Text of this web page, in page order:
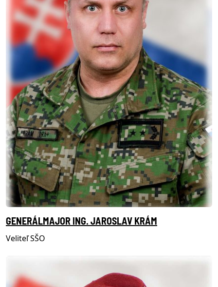
GENERÁLMAJOR ING. JAROSLAV KRÁM
Veliteľ SŠO